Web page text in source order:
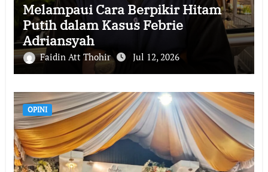
Melampaui Cara Berpikir Hitam
Putih dalam Kasus Febrie
Adriansyah
Faidin Att Thohir Jul 12, 2026
OPINI